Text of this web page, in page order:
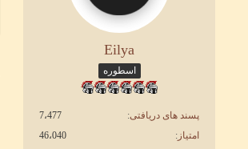
Eilya
اسطوره
پسند های دریافتی
7،477
امتیاز
46،040